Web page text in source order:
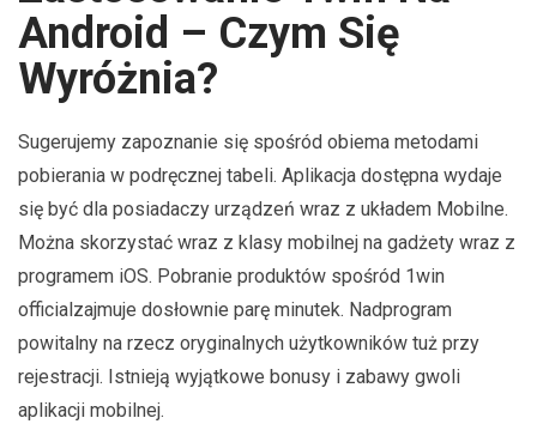
Android – Czym Się
Wyróżnia?
Sugerujemy zapoznanie się spośród obiema metodami
pobierania w podręcznej tabeli. Aplikacja dostępna wydaje
się być dla posiadaczy urządzeń wraz z układem Mobilne.
Można skorzystać wraz z klasy mobilnej na gadżety wraz z
programem iOS. Pobranie produktów spośród 1win
officialzajmuje dosłownie parę minutek. Nadprogram
powitalny na rzecz oryginalnych użytkowników tuż przy
rejestracji. Istnieją wyjątkowe bonusy i zabawy gwoli
aplikacji mobilnej.